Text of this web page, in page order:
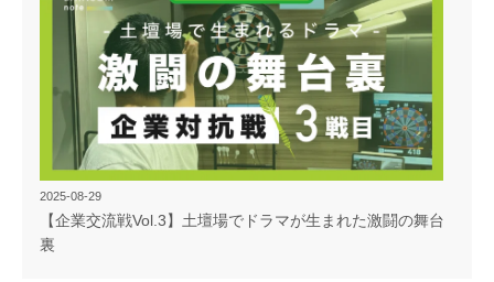
2025-08-29
【企業交流戦Vol.3】土壇場でドラマが生まれた激闘の舞台
裏